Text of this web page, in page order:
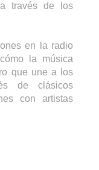
través de los
en la radio
la música
que une a los
de clásicos
con artistas